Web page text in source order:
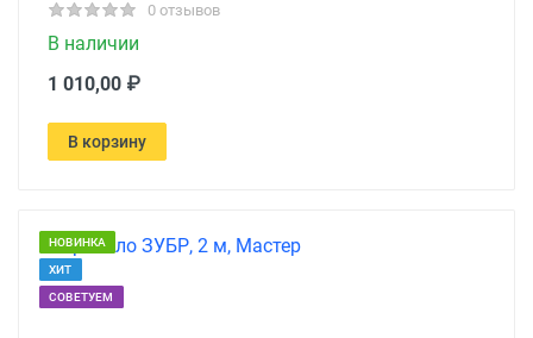
0 отзывов
В наличии
1 010,00 ₽
В корзину
НОВИНКА
ХИТ
СОВЕТУЕМ